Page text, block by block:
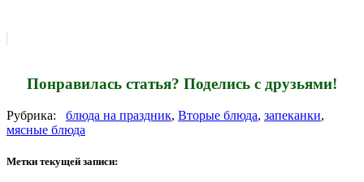
Понравилась статья? Поделись с друзьями!
Рубрика: блюда на праздник, Вторые блюда, запеканки,
мясные блюда
Метки текущей записи: